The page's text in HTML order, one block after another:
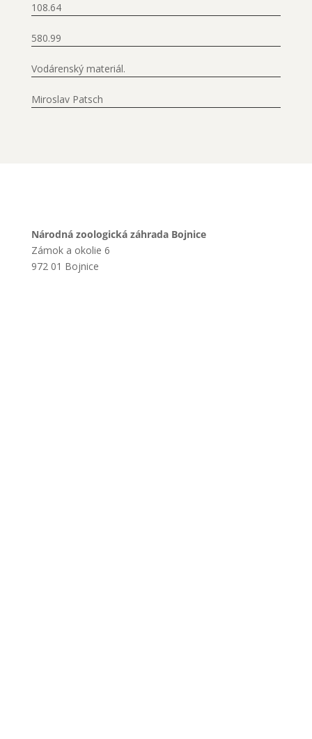
108.64
580.99
Vodárenský materiál.
Miroslav Patsch
Národná zoologická záhrada Bojnice
Zámok a okolie 6
972 01 Bojnice